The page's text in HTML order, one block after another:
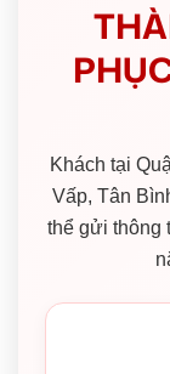
Khách tại
Vấp, Tân
thể gửi thông